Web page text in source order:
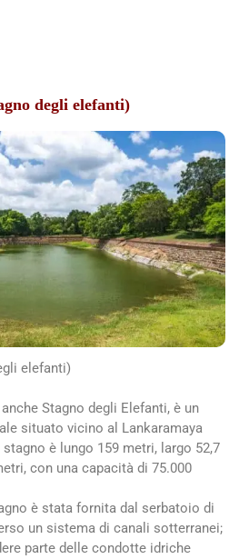
degli elefanti)
elefanti)
Stagno degli Elefanti, è un
situato vicino al Lankaramaya
è lungo 159 metri, largo 52,7
con una capacità di 75.000
è stata fornita dal serbatoio di
un sistema di canali sotterranei;
parte delle condotte idriche